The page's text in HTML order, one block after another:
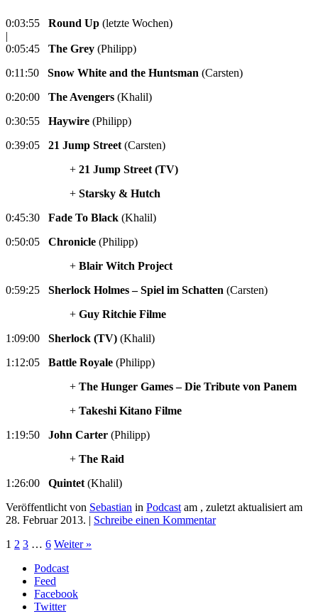
0:03:55 Round Up (letzte Wochen)
0:05:45 The Grey (Philipp)
0:11:50 Snow White and the Huntsman (Carsten)
0:20:00 The Avengers (Khalil)
0:30:55 Haywire (Philipp)
0:39:05
21 Jump Street(Carsten)
+ 21 Jump Street (TV)
+ Starsky & Hutch
0:45:30 Fade To Black (Khalil)
0:50:05 Chronicle (Philipp)
+ Blair Witch Project
0:59:25 Sherlock Holmes – Spiel im Schatten (Carsten)
+ Guy Ritchie Filme
1:09:00 Sherlock (TV) (Khalil)
1:12:05 Battle Royale (Philipp)
+ The Hunger Games – Die Tribute von Panem
+ Takeshi Kitano Filme
1:19:50
John Carter (Philipp)
+ The Raid
1:26:00
Quintet(Khalil)
Veröffentlicht von Sebastian in Podcastam , zuletzt aktualisiert am
28. Februar 2013. | Schreibe einen Kommentar
1 2 3 … 6 Weiter »
Podcast
Feed
Facebook
Twitter